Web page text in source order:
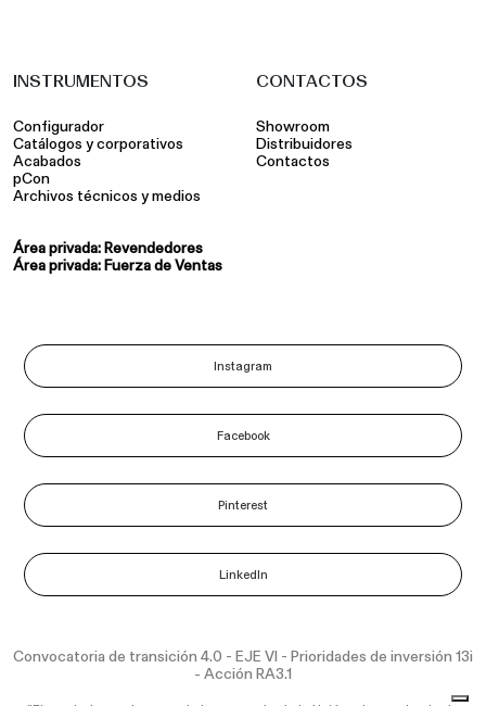
INSTRUMENTOS
Configurador
Catálogos y corporativos
Acabados
pCon
Archivos técnicos y medios
Área privada: Revendedores
Área privada: Fuerza de Ventas
CONTACTOS
Showroom
Distribuidores
Contactos
Instagram
Facebook
Pinterest
LinkedIn
Convocatoria de transición 4.0 - EJE VI - Prioridades de inversión 13i
- Acción RA3.1